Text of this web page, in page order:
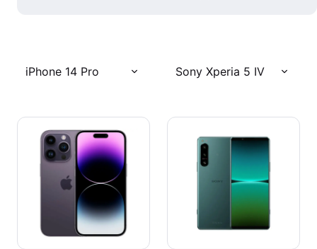
iPhone 14 Pro Sony Xperia 5 IV